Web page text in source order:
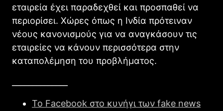
εταιρεία έχει παραδεχθεί και προσπαθεί να
περιορίσει. Χώρες όπως η Ινδία πρότειναν
νέους κανονισμούς για να αναγκάσουν τις
εταιρείες να κάνουν περισσότερα στην
καταπολέμηση του προβλήματος.
To Facebook στο κυνήγι των fake news